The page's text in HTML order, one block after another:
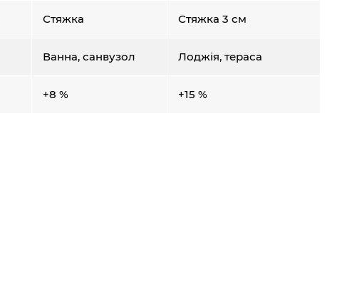
Стяжка Стяжка 3 см
Ванна, санвузол Лоджія, тераса
+8 % +15 %